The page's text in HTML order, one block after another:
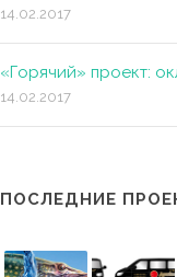
14.02.2017
«Горячий» проект:
14.02.2017
ПОСЛЕДНИЕ